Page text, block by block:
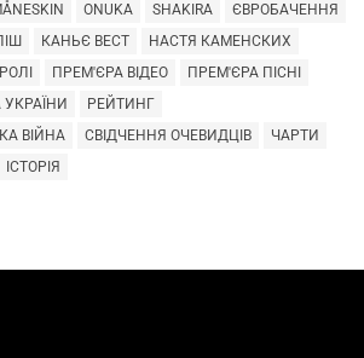
ONUKA SHAKIRA
ЄВРОБАЧЕННЯ
КАНЬЄ ВЕСТ
НАСТЯ КАМЕНСКИХ
ПРЕМ'ЄРА ВІДЕО
ПРЕМ'ЄРА ПІСНІ
РЕЙТИНГ
ВІЙНА
СВІДЧЕННЯ ОЧЕВИДЦІВ
ЧАРТИ
ІСТОРІЯ